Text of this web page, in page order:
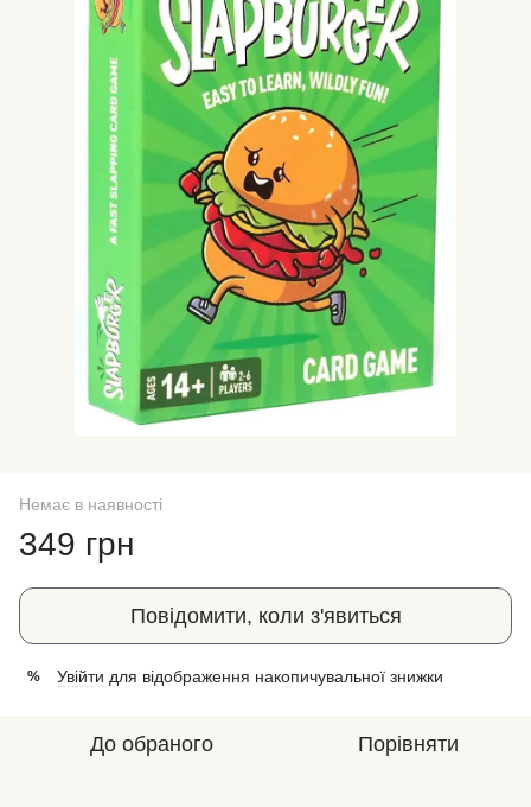
Немає в наявності
349 грн
Повідомити, коли з'явиться
% Увійти для відображення накопичувальної знижки
До обраного Порівняти